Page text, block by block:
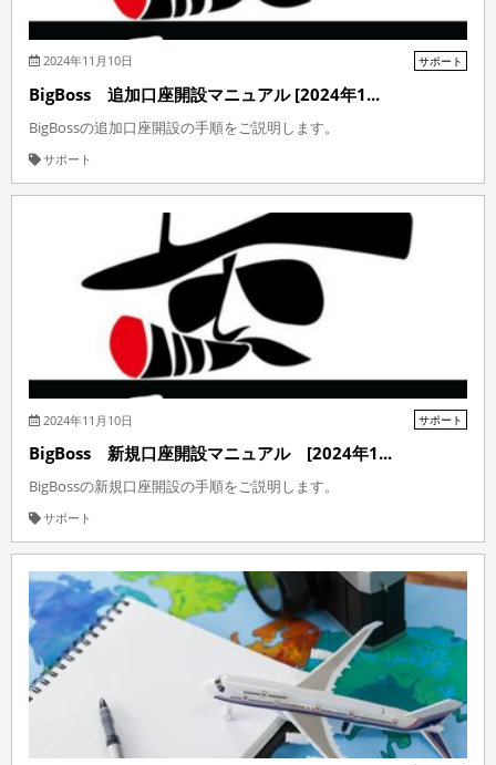
2024年11月10日 サポート
BigBoss 追加口座開設マニュアル [2024年1...
BigBossの追加口座開設の手順をご説明します。
サポート
2024年11月10日 サポート
BigBoss 新規口座開設マニュアル [2024年1...
BigBossの新規口座開設の手順をご説明します。
サポート